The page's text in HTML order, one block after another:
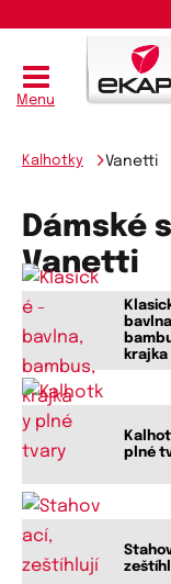
Menu
Kalhotky Vanetti
Dámské
Vanetti
krajka
plné